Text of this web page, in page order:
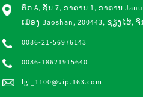
ຕຶກ A, ຊັ້ນ 7, ອາຄານ 1, ອາຄານ
ເມືອງ Baoshan, 200443, ຊຽງໄຮ້, ຈີ
0086-21-56976143
0086-18621915640
lgl_1100@vip.163.com